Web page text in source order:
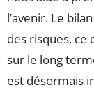
l’avenir. Le
des risques,
sur le long
est désormais